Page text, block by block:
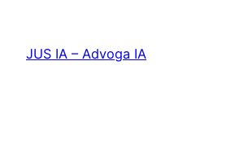
JUS IA – Advoga IA